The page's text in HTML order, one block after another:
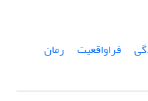
فراواقعیت
رمان